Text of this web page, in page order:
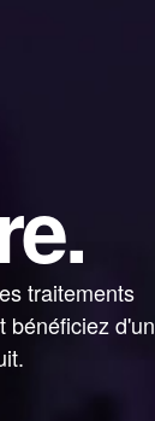
traitements
bénéficiez d'un